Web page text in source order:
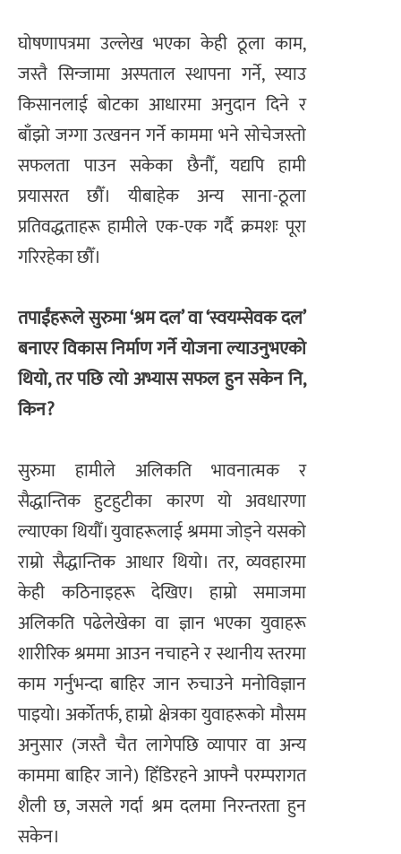
घोषणापत्रमा उल्लेख भएका केही ठूला काम,
जस्तै सिन्जामा अस्पताल स्थापना गर्ने, स्याउ
किसानलाई बोटका आधारमा अनुदान दिने र
बाँझो जग्गा उत्खनन गर्ने काममा भने सोचेजस्तो
सफलता पाउन सकेका छैनौँ, यद्यपि हामी
प्रयासरत छौँ। यीबाहेक अन्य साना-ठूला
प्रतिवद्धताहरू हामीले एक-एक गर्दै क्रमशः पूरा
गरिरहेका छौँ।
तपाईंहरूले सुरुमा ‘श्रम दल’ वा ‘स्वयम्सेवक दल’
बनाएर विकास निर्माण गर्ने योजना ल्याउनुभएको
थियो, तर पछि त्यो अभ्यास सफल हुन सकेन नि,
किन?
सुरुमा हामीले अलिकति भावनात्मक र
सैद्धान्तिक हुटहुटीका कारण यो अवधारणा
ल्याएका थियौँ। युवाहरूलाई श्रममा जोड्ने यसको
राम्रो सैद्धान्तिक आधार थियो। तर, व्यवहारमा
केही कठिनाइहरू देखिए। हाम्रो समाजमा
अलिकति पढेलेखेका वा ज्ञान भएका युवाहरू
शारीरिक श्रममा आउन नचाहने र स्थानीय स्तरमा
काम गर्नुभन्दा बाहिर जान रुचाउने मनोविज्ञान
पाइयो। अर्कोतर्फ, हाम्रो क्षेत्रका युवाहरूको मौसम
अनुसार (जस्तै चैत लागेपछि व्यापार वा अन्य
काममा बाहिर जाने) हिँडिरहने आफ्नै परम्परागत
शैली छ, जसले गर्दा श्रम दलमा निरन्तरता हुन
सकेन।